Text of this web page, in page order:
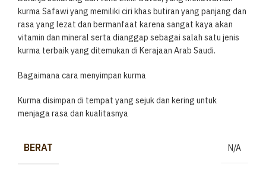
kurma Safawi yang memiliki ciri khas butiran yang panjang dan
rasa yang lezat dan bermanfaat karena sangat kaya akan
vitamin dan mineral serta dianggap sebagai salah satu jenis
kurma terbaik yang ditemukan di Kerajaan Arab Saudi.
Bagaimana cara menyimpan kurma
Kurma disimpan di tempat yang sejuk dan kering untuk
menjaga rasa dan kualitasnya
BERAT N/A